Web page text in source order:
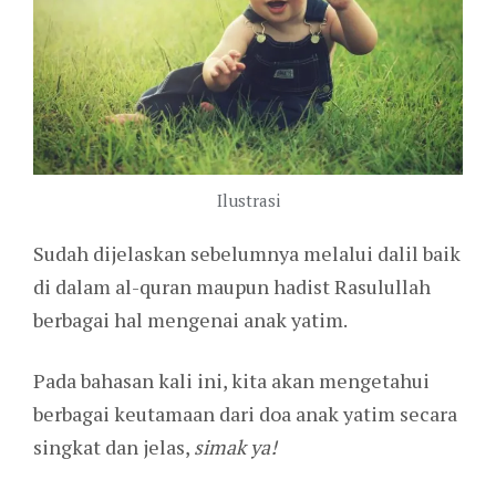
Ilustrasi
Sudah dijelaskan sebelumnya melalui dalil baik
di dalam al-quran maupun hadist Rasulullah
berbagai hal mengenai anak yatim.
Pada bahasan kali ini, kita akan mengetahui
berbagai keutamaan dari doa anak yatim secara
singkat dan jelas, simak ya!